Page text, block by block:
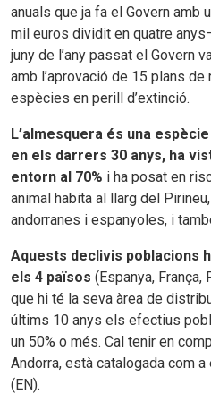
anuals que ja fa el Govern
mil euros dividit en quatre
juny de l’any passat el Govern
amb l’aprovació de 15 plans
espècies en perill d’extinció.
L’almesquera és una
en els darrers 30 anys, ha
entorn al 70% i ha posat en
animal habita al llarg del
andorranes i espanyoles, i
Aquests declivis poblacions
els 4 països (Espanya, França,
que hi té la seva àrea de
últims 10 anys els efectius
un 50% o més. Cal tenir en
Andorra, està catalogada com
(EN).